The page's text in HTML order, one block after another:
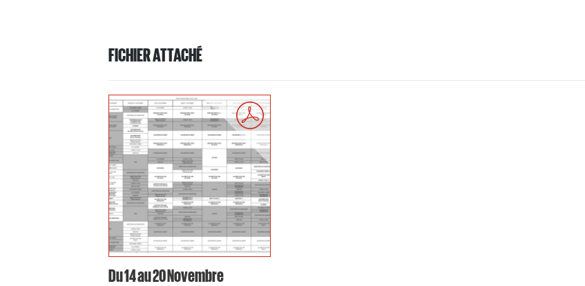
FICHIER ATTACHÉ
Du 14 au 20 Novembre